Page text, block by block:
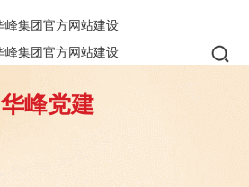
华峰党建